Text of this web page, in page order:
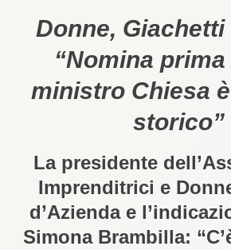
Donne,
“Nomina
ministro Chiesa
storico”
La presidente
Imprenditrici e
d’Azienda e
Simona Brambilla: